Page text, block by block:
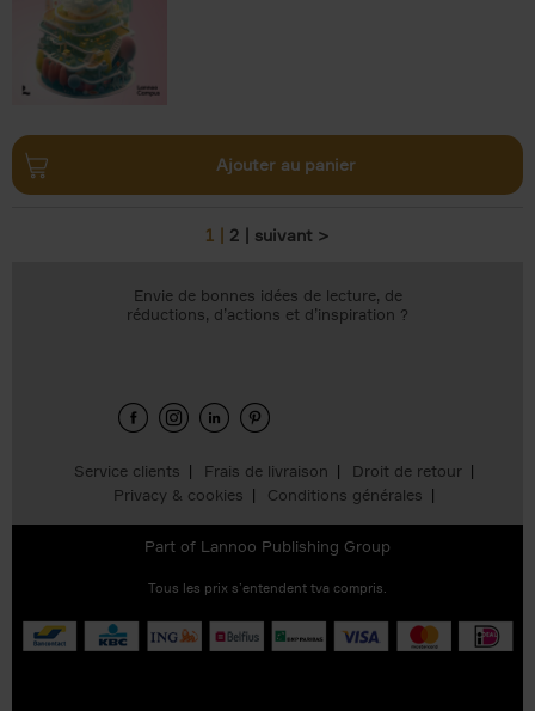
Ajouter au panier
1 2 suivant >
Service clients Frais de livraison
Droit de retour
Privacy & cookies
Conditions générales
Envie de bonnes idées de lecture, de
réductions, d’actions et d’inspiration ?
Part of Lannoo Publishing Group
Tous les prix s’entendent tva compris.